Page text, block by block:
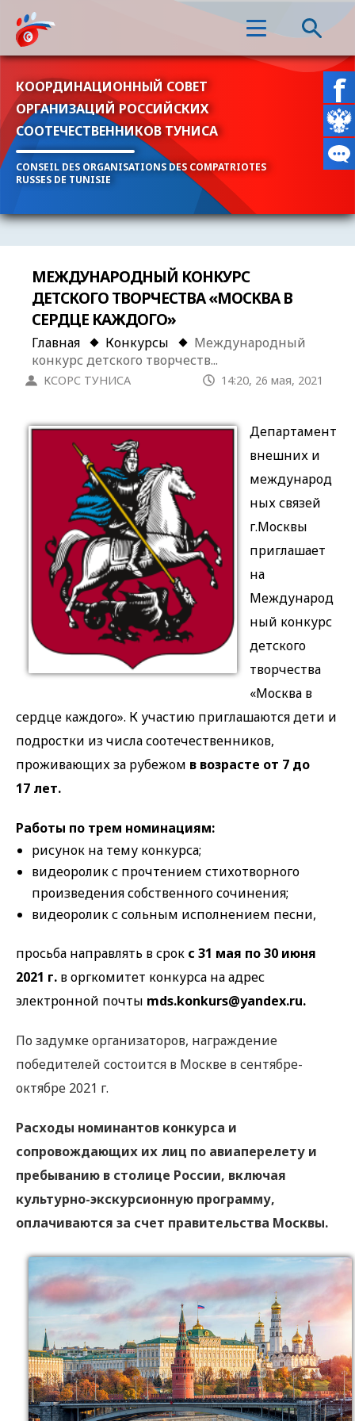
КООРДИНАЦИОННЫЙ СОВЕТ
ОРГАНИЗАЦИЙ РОССИЙСКИХ
СООТЕЧЕСТВЕННИКОВ ТУНИСА
CONSEIL DES ORGANISATIONS DES COMPATRIOTES
RUSSES DE TUNISIE
МЕЖДУНАРОДНЫЙ КОНКУРС
ДЕТСКОГО ТВОРЧЕСТВА «МОСКВА В
СЕРДЦЕ КАЖДОГО»
Главная Конкурсы
Международный
конкурс детского творчеств...
КСОРС ТУНИСА 14:20, 26 мая, 2021
Департамент
внешних и
международ
ных связей
г.Москвы
приглашает
на
Международ
ный конкурс
детского
творчества
«Москва в
сердце каждого». К участию приглашаются дети и
подростки из числа соотечественников,
проживающих за рубежом в возрасте от 7 до
17 лет.
Работы по трем номинациям:
рисунок на тему конкурса;
видеоролик с прочтением стихотворного
произведения собственного сочинения;
видеоролик с сольным исполнением песни,
просьба направлять в срок с 31 мая по 30 июня
2021 г. в оргкомитет конкурса на адрес
электронной почты mds.konkurs@yandex.ru.
По задумке организаторов, награждение
победителей состоится в Москве в сентябре-
октябре 2021 г.
Расходы номинантов конкурса и
сопровождающих их лиц по авиаперелету и
пребыванию в столице России, включая
культурно-экскурсионную программу,
оплачиваются за счет правительства Москвы.